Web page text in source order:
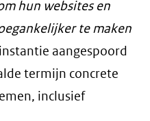
hun websites en
te maken
aangespoord
termijn concrete
inclusief